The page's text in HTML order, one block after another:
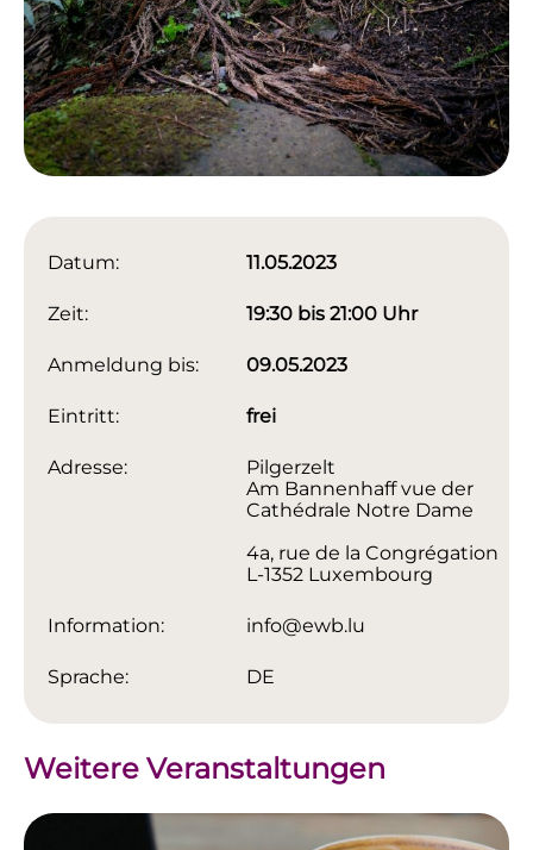
Datum: 11.05.2023
Zeit: 19:30 bis 21:00 Uhr
Anmeldung bis: 09.05.2023
Eintritt: frei
Adresse:
Pilgerzelt
Am Bannenhaff vue der
Cathédrale Notre Dame
4a, rue de la Congrégation
L-1352 Luxembourg
Information: info@ewb.lu
Sprache: DE
Weitere Veranstaltungen